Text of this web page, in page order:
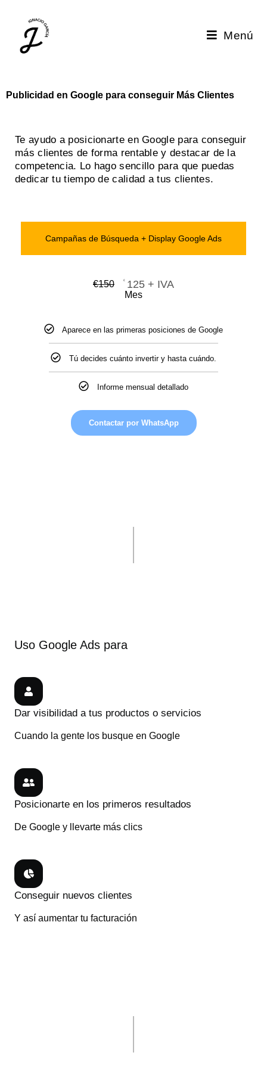
Menú
Publicidad en Google para conseguir Más Clientes
Te ayudo a posicionarte en Google para conseguir
más clientes de forma rentable y destacar de la
competencia. Lo hago sencillo para que puedas
dedicar tu tiempo de calidad a tus clientes.
Campañas de Búsqueda + Display Google Ads
€150 € 125 + IVA
Mes
Aparece en las primeras posiciones de Google
Tú decides cuánto invertir y hasta cuándo.
Informe mensual detallado
Contactar por WhatsApp
Uso Google Ads para
Dar visibilidad a tus productos o servicios
Cuando la gente los busque en Google
Posicionarte en los primeros resultados
De Google y llevarte más clics
Conseguir nuevos clientes
Y así aumentar tu facturación